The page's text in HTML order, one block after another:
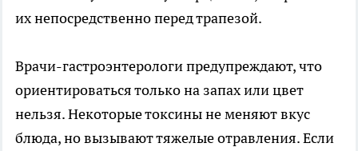
их непосредственно перед трапезой.
Врачи-гастроэнтерологи предупреждают, что
ориентироваться только на запах или цвет
нельзя. Некоторые токсины не меняют вкус
блюда, но вызывают тяжелые отравления. Если